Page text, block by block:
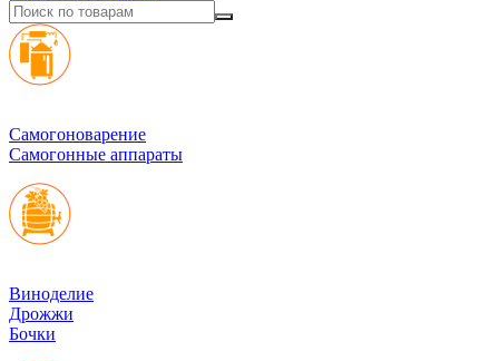
Cамогоноварение
Самогонные аппараты
Виноделие
Дрожжи
Бочки